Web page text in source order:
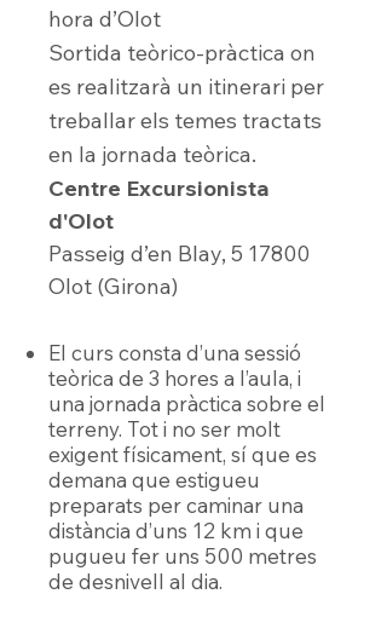
hora d’Olot
Sortida teòrico-pràctica on
es realitzarà un itinerari per
treballar els temes tractats
en la jornada teòrica.
Centre Excursionista
d'Olot
Passeig d’en Blay, 5 17800
Olot (Girona)
El curs consta d’una sessió
teòrica de 3 hores a l’aula, i
una jornada pràctica sobre el
terreny. Tot i no ser molt
exigent físicament, sí que es
demana que estigueu
preparats per caminar una
distància d’uns 12 km i que
pugueu fer uns 500 metres
de desnivell al dia.